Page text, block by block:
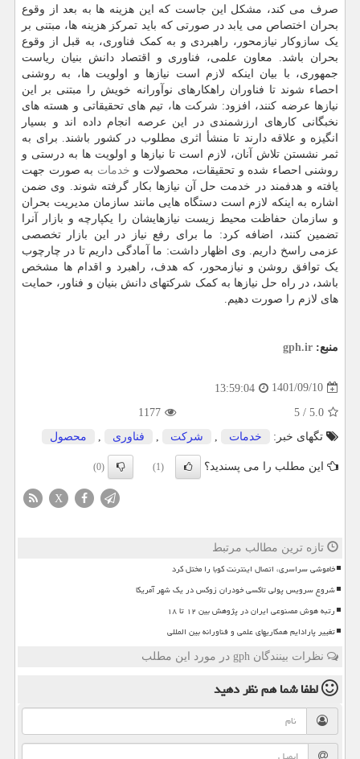
صرف می کند، مشکل این جاست که این هزینه ها به بعد از وقوع
بحران اختصاص می یابد در صورتی که باید تمرکز هزینه ها، مبتنی بر
یک سازوکار نیازمحور، راهبردی و به کمک فناوری، به قبل از وقوع
بحران باشد. معاون علمی، فناوری و اقتصاد دانش بنیان ریاست
جمهوری، با بیان اینکه لازم است نیازها و اولویت ها، به روشنی
احصاء شوند تا فناوران راهکارهای نوآورانه خویش را مبتنی بر این
نیازها عرضه کنند، افزود: شرکت ها، تیم های تحقیقاتی و هسته های
نخبگانی کارهای ارزشمندی در این عرصه انجام داده اند و بسیار
انگیزه و علاقه دارند تا منشأ اثری مطلوب در کشور باشند. برای به
ثمر نشستن تلاش آنان، لازم است تا نیازها و اولویت ها به درستی و
روشنی احصاء شده و تحقیقات، محصولات و خدمات به صورت جهت
یافته و هدفمند در خدمت حل آن نیازها بکار گرفته شوند. وی ضمن
اشاره به اینکه لازم است دستگاه هایی مانند سازمان مدیریت بحران
و سازمان حفاظت محیط زیست نیازهایشان را یکپارچه و بازار آنرا
تضمین کنند، اضافه کرد: ما برای رفع نیاز در این بازار تخصصی
عزمی راسخ داریم. وی اظهار داشت: ما آمادگی داریم تا در چارچوب
یک توافق روشن و نیازمحور، که هدف، راهبرد و اقدام ها مشخص
باشد، در راه حل نیازها به کمک شرکتهای دانش بنیان و فناور، حمایت
های لازم را صورت دهیم.
منبع: gph.ir
1401/09/10
13:59:04
5.0
/
5
1177
تگهای خبر:
خدمات شركت فناوری محصول
این مطلب را می پسندید؟ (1)
(0)
X
تازه ترین مطالب مرتبط
خاموشی سراسری، اتصال اینترنت کوبا را مختل کرد
شروع سرویس پولی تاکسی خودران زوکس در یک شهر آمریکا
رتبه هوش مصنوعی ایران در پژوهش بین ۱۲ تا ۱۸
تغییر پارادایم همکاریهای علمی و فناورانه بین المللی
نظرات بینندگان gph در مورد این مطلب
لطفا شما همنظر دهید